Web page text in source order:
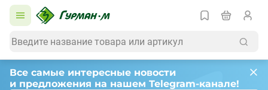
Все самые интересные новости
и предложения на нашем Telegram-канале!